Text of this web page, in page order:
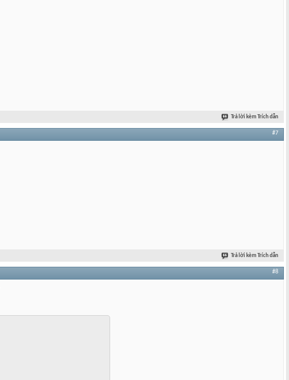
Trả lời kèm Trích dẫn
#7
Trả lời kèm Trích dẫn
#8